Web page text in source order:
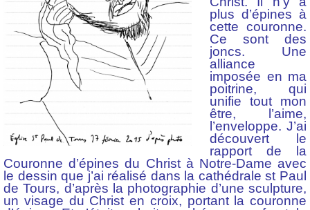
plus d’épines à
cette couronne.
Ce sont des
joncs. Une
alliance
imposée en ma
poitrine, qui
unifie tout mon
être, l’aime,
l’enveloppe. J’ai
découvert le
rapport de la
Couronne d’épines du Christ à Notre-Dame avec
le dessin que j’ai réalisé dans la cathédrale st Paul
de Tours, d’après la photographie d’une sculpture,
un visage du Christ en croix, portant la couronne